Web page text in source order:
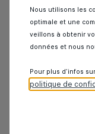
Garantie
1.0 MOTION 69CH
80 000 km
Nous utilisons les
optimale et une
veillons à obtenir
données et nous
Pour plus d’infos
politique de